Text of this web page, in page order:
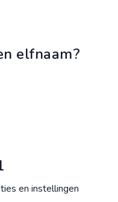
elfnaam?
en instellingen